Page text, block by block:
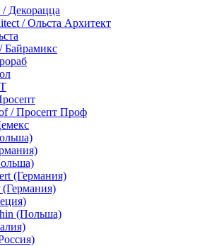
штукатурки
универсальные, нейтральные
санитарные (антигрибковые)
для срубов
штукатурки и краски
для декора, патина
шелк
(эффект мрамора)
(эффект песчаных вихрей)
шпаклевка
/ Декорацца
/ Ольста Архитект
Байрамикс
/ Просепт Проф
(Германия)
(Германия)
(Польша)